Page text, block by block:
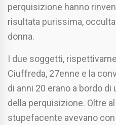
perquisizione hanno
risultata purissima,
donna.
I due soggetti,
Ciuffreda, 27enne e la
di anni 20 erano a bordo
della perquisizione. Oltre
stupefacente avevano